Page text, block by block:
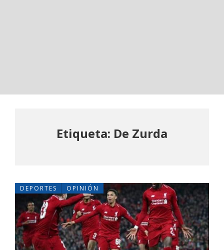
Etiqueta: De Zurda
DEPORTES OPINIÓN